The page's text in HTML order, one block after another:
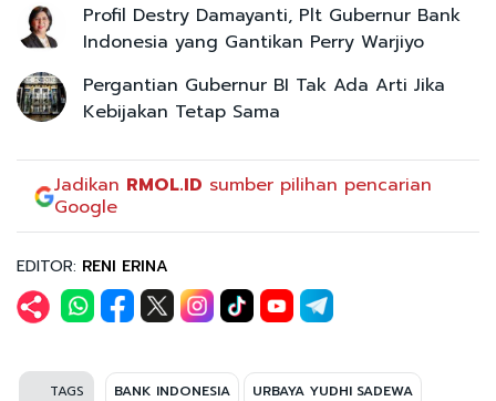
Profil Destry Damayanti, Plt Gubernur Bank
Indonesia yang Gantikan Perry Warjiyo
Pergantian Gubernur BI Tak Ada Arti Jika
Kebijakan Tetap Sama
Jadikan RMOL.ID sumber pilihan pencarian
Google
EDITOR: RENI ERINA
TAGS BANK INDONESIA URBAYA YUDHI SADEWA